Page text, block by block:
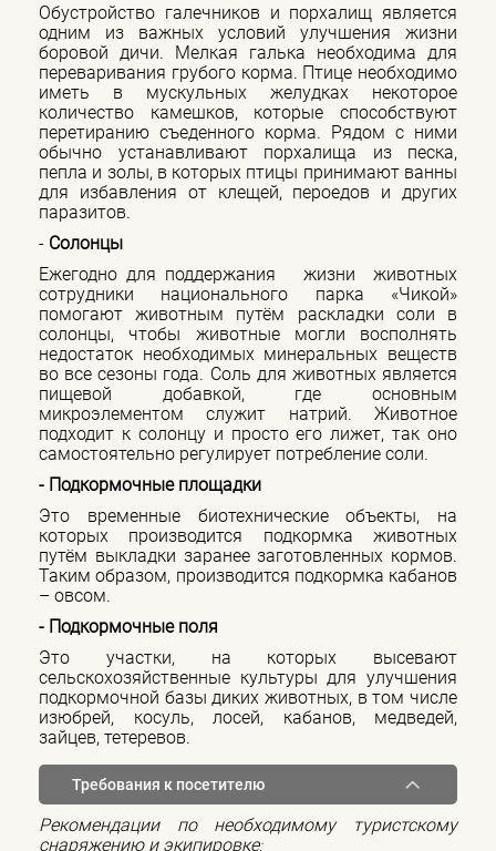
Обустройство галечников и порхалищ является
одним из важных условий улучшения жизни
боровой дичи. Мелкая галька необходима для
переваривания грубого корма. Птице необходимо
иметь в мускульных желудках некоторое
количество камешков, которые способствуют
перетиранию съеденного корма. Рядом с ними
обычно устанавливают порхалища из песка,
пепла и золы, в которых птицы принимают ванны
для избавления от клещей, пероедов и других
паразитов.
- Солонцы
Ежегодно для поддержания жизни животных
сотрудники национального парка «Чикой»
помогают животным путём раскладки соли в
солонцы, чтобы животные могли восполнять
недостаток необходимых минеральных веществ
во все сезоны года. Соль для животных является
пищевой добавкой, где основным
микроэлементом служит натрий. Животное
подходит к солонцу и просто его лижет, так оно
самостоятельно регулирует потребление соли.
- Подкормочные площадки
Это временные биотехнические объекты, на
которых производится подкормка животных
путём выкладки заранее заготовленных кормов.
Таким образом, производится подкормка кабанов
– овсом.
- Подкормочные поля
Это участки, на которых высевают
сельскохозяйственные культуры для улучшения
подкормочной базы диких животных, в том числе
изюбрей, косуль, лосей, кабанов, медведей,
зайцев, тетеревов.
Требования к посетителю
Рекомендации по необходимому туристскому
снаряжению и экипировке: